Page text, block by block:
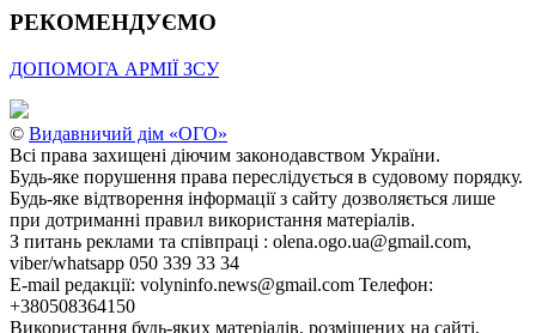
РЕКОМЕНДУЄМО
ДОПОМОГА АРМІЇ ЗСУ
© Видавничий дім «ОГО»
Всі права захищені діючим законодавством України.
Будь-яке порушення права переслідується в судовому порядку.
Будь-яке відтворення інформації з сайту дозволяється лише
при дотриманні правил використання матеріалів.
З питань реклами та співпраці : olena.ogo.ua@gmail.com,
viber/whatsapp 050 339 33 34
E-mail редакції: volyninfo.news@gmail.com Телефон:
+380508364150
Використання будь-яких матеріалів, розміщених на сайті,